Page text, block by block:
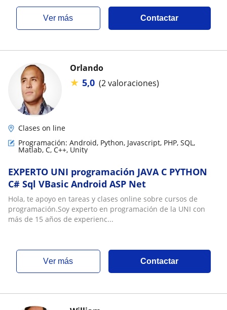
ver más Contactar
Orlando
★ 5,0 (2 valoraciones)
Clases on line
Programación: Android, Python, Javascript, PHP, SQL,
Matlab, C, C++, Unity
EXPERTO UNI programación JAVA C PYTHON
C# Sql VBasic Android ASP Net
Hola, te apoyo en tareas y clases online sobre cursos de
programación.Soy experto en programación de la UNI con
más de 15 años de experienc...
ver más Contactar